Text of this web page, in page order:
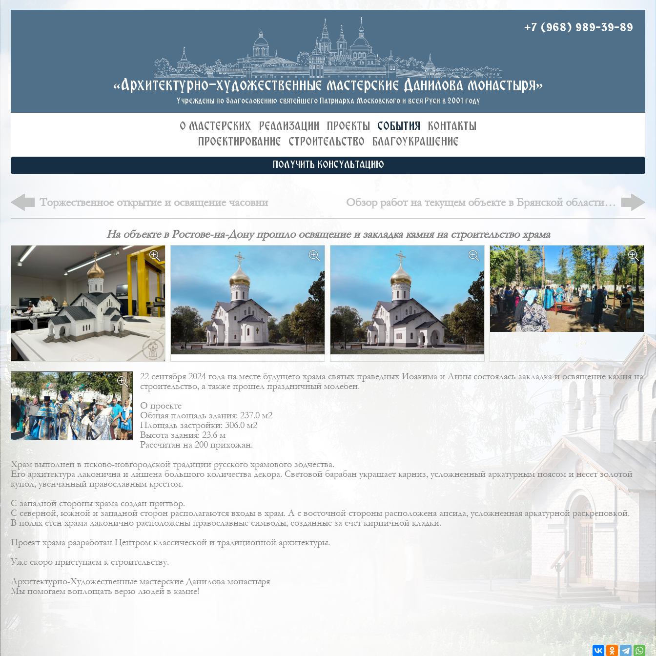
+7 (968) 989-39-89
«Архитектурно-художественные мастерские Данилова монастыря»
Учреждены по благословению святейшего Патриарха Московского и всея Руси в 2001 году
О МАСТЕРСКИХ РЕАЛИЗАЦИИ ПРОЕКТЫ СОБЫТИЯ
КОНТАКТЫ
ПРОЕКТИРОВАНИЕ
СТРОИТЕЛЬСТВО БЛАГОУКРАШЕНИЕ
ПОЛУЧИТЬ КОНСУЛЬТАЦИЮ
Торжественное открытие и освящение часовни
Обзор работ на текущем объекте в Брянской области, г.
На объекте в Ростове-на-Дону прошло освящение и закладка камня на строительство храма
22 сентября 2024 года на месте будущего храма святых праведных Иоакима и Анны состоялась закладка и освящение камня на
строительство, а также прошел праздничный молебен.
О проекте
Общая площадь здания: 237.0 м2
Площадь застройки: 306.0 м2
Высота здания: 23.6 м
Рассчитан на 200 прихожан.
Храм выполнен в псково-новгородской традиции русского храмового зодчества.
Его архитектура лаконична и лишена большого количества декора. Световой барабан украшает карниз, усложненный аркатурным поясом и несет золотой
купол, увенчанный православным крестом.
С западной стороны храма создан притвор.
С северной, южной и западной сторон располагаются входы в храм. А с восточной стороны расположена апсида, усложненная аркатурной раскреповкой.
В полях стен храма лаконично расположены православные символы, созданные за счет кирпичной кладки.
Проект храма разработан Центром классической и традиционной архитектуры.
Уже скоро приступаем к строительству.
Архитектурно-Художественные мастерские Данилова монастыря
Мы помогаем воплощать верю людей в камне!